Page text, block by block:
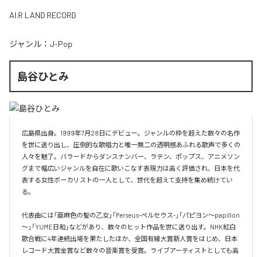
AI.R LAND RECORD
ジャンル： J-Pop
島谷ひとみ
広島県出身。1999年7月28日にデビュー。ジャンルの枠を超えた数々の名作
を世に送り出し、圧倒的な歌唱力と唯一無二の透明感あふれる歌声で多くの
人々を魅了。バラードからダンスナンバー、ラテン、ポップス、アニメソン
グまで幅広いジャンルを自在に歌いこなす表現力は高く評価され、日本を代
表する女性ボーカリストの一人として、世代を超えて支持を集め続けてい
る。
代表曲には「亜麻色の髪の乙女」「Perseus-ペルセウス-」「パピヨン～papillon
～」「YUME日和」などがあり、数々のヒット作品を世に送り出す。NHK紅白
歌合戦に4年連続出場を果たしたほか、全国有線大賞新人賞をはじめ、日本
レコード大賞金賞など数々の音楽賞を受賞。ライブアーティストとしても高